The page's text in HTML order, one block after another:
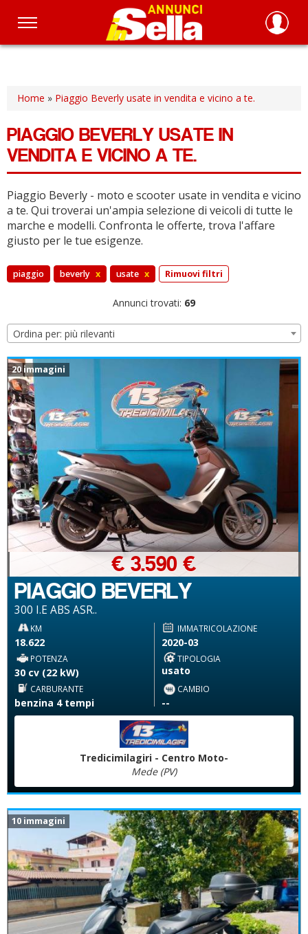
Salta
principale
Home » Piaggio Beverly usate in vendita e vicino a te.
PIAGGIO BEVERLY USATE IN
VENDITA E VICINO A TE.
Piaggio Beverly - moto e scooter usate in vendita e vicino
a te. Qui troverai un'ampia selezione di veicoli di tutte le
marche e modelli. Confronta le offerte, trova l'affare
giusto per le tue esigenze.
piaggio beverly x usate x Rimuovi filtri
Annunci trovati: 69
Ordina per: più rilevanti
20 immagini
PIAGGIO BEVERLY
300 I.E ABS ASR..
€ 3.590 €
KM
18.622
IMMATRICOLAZIONE
2020-03
POTENZA
30 cv (22 kW)
TIPOLOGIA
usato
CARBURANTE
benzina 4 tempi
CAMBIO
--
Tredicimilagiri - Centro Moto-
Mede (PV)
10 immagini